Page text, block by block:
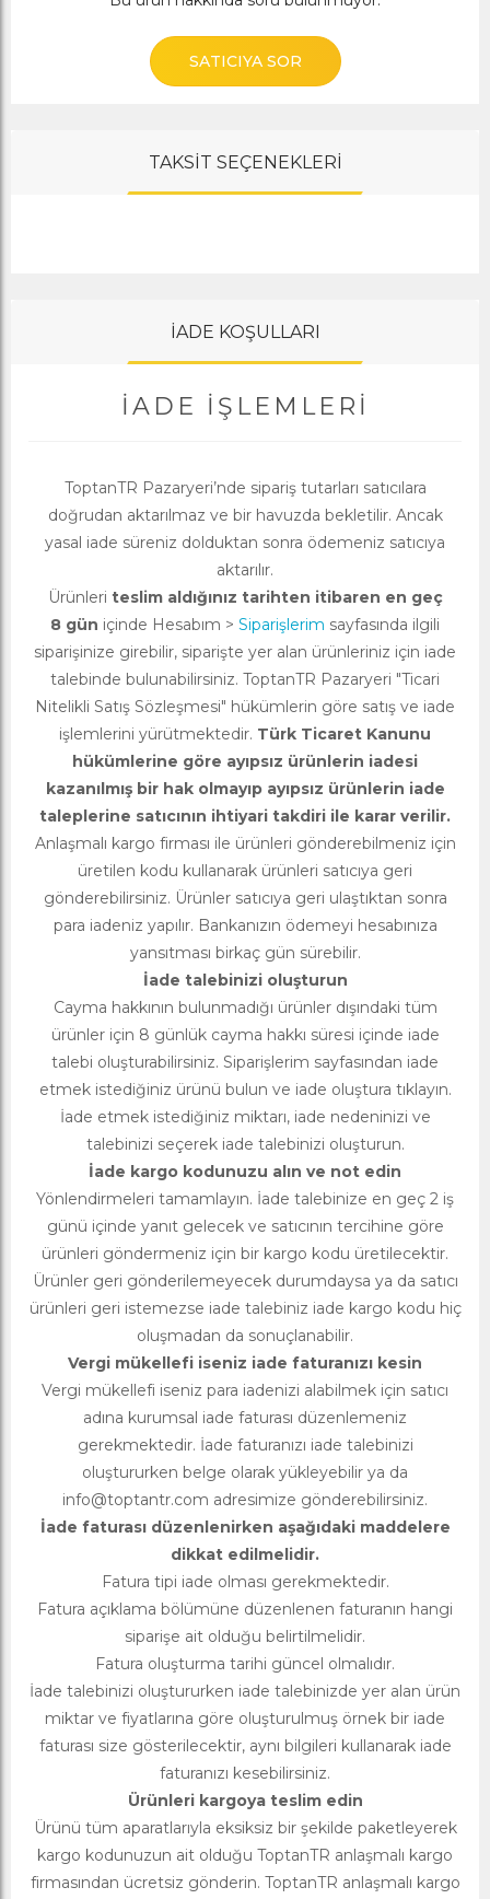
SATICIYA SOR
TAKSİT SEÇENEKLERİ
İADE KOŞULLARI
İADE İŞLEMLERI
ToptanTR Pazaryeri’nde sipariş tutarları satıcılara
doğrudan aktarılmaz ve bir havuzda bekletilir. Ancak
yasal iade süreniz dolduktan sonra ödemeniz satıcıya
aktarılır.
Ürünleri teslim aldığınız tarihten itibaren en geç
8 gün içinde Hesabım > Siparişlerim sayfasında ilgili
siparişinize girebilir, siparişte yer alan ürünleriniz için iade
talebinde bulunabilirsiniz. ToptanTR Pazaryeri "Ticari
Nitelikli Satış Sözleşmesi" hükümlerin göre satış ve iade
işlemlerini yürütmektedir. Türk Ticaret Kanunu
hükümlerine göre ayıpsız ürünlerin iadesi
kazanılmış bir hak olmayıp ayıpsız ürünlerin iade
taleplerine satıcının ihtiyari takdiri ile karar verilir.
Anlaşmalı kargo firması ile ürünleri gönderebilmeniz için
üretilen kodu kullanarak ürünleri satıcıya geri
gönderebilirsiniz. Ürünler satıcıya geri ulaştıktan sonra
para iadeniz yapılır. Bankanızın ödemeyi hesabınıza
yansıtması birkaç gün sürebilir.
İade talebinizi oluşturun
Cayma hakkının bulunmadığı ürünler dışındaki tüm
ürünler için 8 günlük cayma hakkı süresi içinde iade
talebi oluşturabilirsiniz. Siparişlerim sayfasından iade
etmek istediğiniz ürünü bulun ve iade oluştura tıklayın.
İade etmek istediğiniz miktarı, iade nedeninizi ve
talebinizi seçerek iade talebinizi oluşturun.
İade kargo kodunuzu alın ve not edin
Yönlendirmeleri tamamlayın. İade talebinize en geç 2 iş
günü içinde yanıt gelecek ve satıcının tercihine göre
ürünleri göndermeniz için bir kargo kodu üretilecektir.
Ürünler geri gönderilemeyecek durumdaysa ya da satıcı
ürünleri geri istemezse iade talebiniz iade kargo kodu hiç
oluşmadan da sonuçlanabilir.
Vergi mükellefi iseniz iade faturanızı kesin
Vergi mükellefi iseniz para iadenizi alabilmek için satıcı
adına kurumsal iade faturası düzenlemeniz
gerekmektedir. İade faturanızı iade talebinizi
oluştururken belge olarak yükleyebilir ya da
info@toptantr.com adresimize gönderebilirsiniz.
İade faturası düzenlenirken aşağıdaki maddelere
dikkat edilmelidir.
Fatura tipi iade olması gerekmektedir.
Fatura açıklama bölümüne düzenlenen faturanın hangi
siparişe ait olduğu belirtilmelidir.
Fatura oluşturma tarihi güncel olmalıdır.
İade talebinizi oluştururken iade talebinizde yer alan ürün
miktar ve fiyatlarına göre oluşturulmuş örnek bir iade
faturası size gösterilecektir, aynı bilgileri kullanarak iade
faturanızı kesebilirsiniz.
Ürünleri kargoya teslim edin
Ürünü tüm aparatlarıyla eksiksiz bir şekilde paketleyerek
kargo kodunuzun ait olduğu ToptanTR anlaşmalı kargo
firmasından ücretsiz gönderin. ToptanTR anlaşmalı kargo